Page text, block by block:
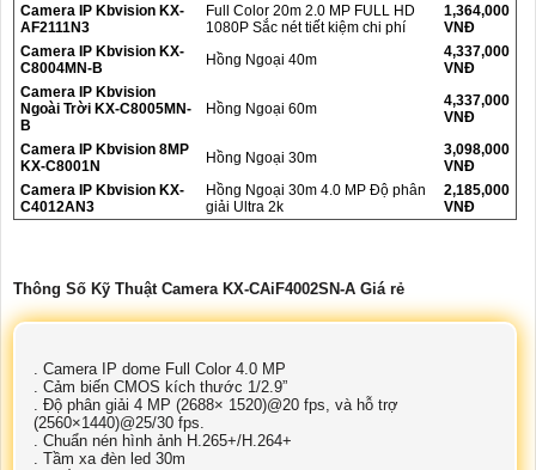
Camera IP Kbvision KX-
AF2111N3
Full Color 20m 2.0 MP FULL HD
1080P Sắc nét tiết kiệm chi phí
1,364,000
VNĐ
Camera IP Kbvision KX-
C8004MN-B
Hồng Ngoại 40m
4,337,000
VNĐ
Camera IP Kbvision
Ngoài Trời KX-C8005MN-
B
Hồng Ngoại 60m
4,337,000
VNĐ
Camera IP Kbvision 8MP
KX-C8001N
Hồng Ngoại 30m
3,098,000
VNĐ
Camera IP Kbvision KX-
C4012AN3
Hồng Ngoại 30m 4.0 MP Độ phân
giải Ultra 2k
2,185,000
VNĐ
Thông Số Kỹ Thuật Camera KX-CAiF4002SN-A Giá rẻ
. Camera IP dome Full Color 4.0 MP
. Cảm biến CMOS kích thước 1/2.9”
. Độ phân giải 4 MP (2688× 1520)@20 fps, và hỗ trợ
(2560×1440)@25/30 fps.
. Chuẩn nén hình ảnh H.265+/H.264+
. Tầm xa đèn led 30m